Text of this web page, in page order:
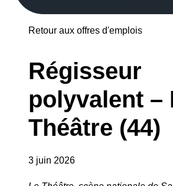
Retour aux offres d'emplois
Régisseur
polyvalent –
Théâtre (44)
3 juin 2026